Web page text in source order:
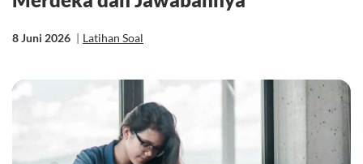
8 Juni 2026 | Latihan Soal